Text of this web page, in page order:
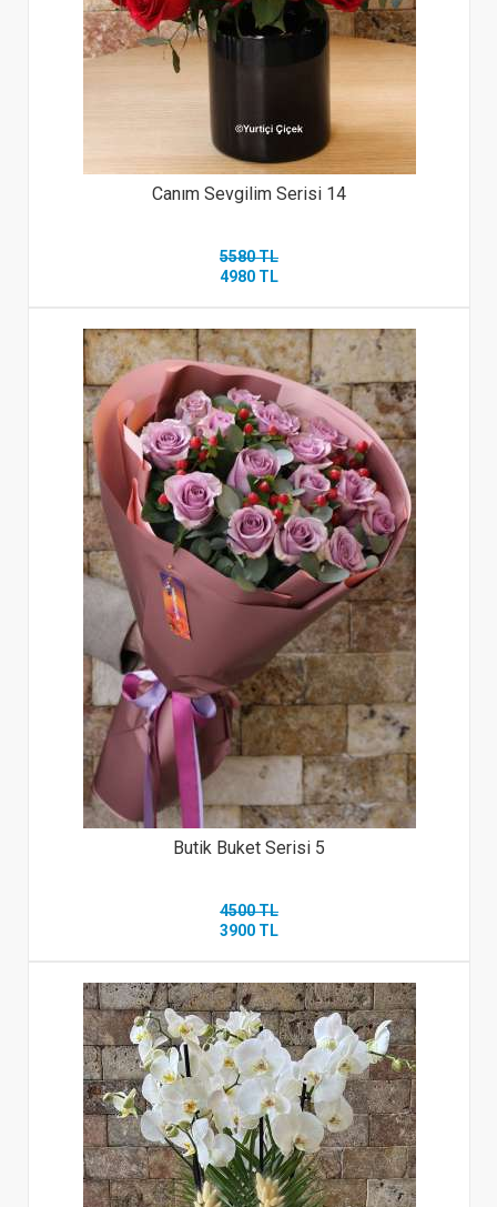
Canım Sevgilim Serisi 14
5580 TL
4980 TL
Butik Buket Serisi 5
4500 TL
3900 TL